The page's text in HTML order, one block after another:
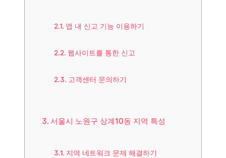
앱 내 신고 기능 이용하기
웹사이트를 통한 신고
고객센터 문의하기
서울시 노원구 상계10동 지역 특성
지역 네트워크 문제 해결하기